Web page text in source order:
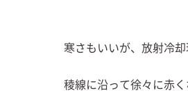
寒さもいいが、放射冷
稜線に沿って徐々に赤